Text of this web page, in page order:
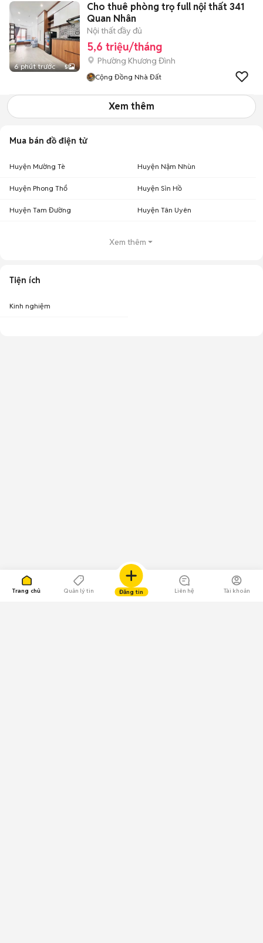
Trang chủ Quản lý tin Đăng tin Liên hệ Tài khoản
6 phút trước 5
Cho thuê phòng trọ full nội thất 341
Quan Nhân
Nội thất đầy đủ
5,6 triệu/tháng
Phường Khương Đình
Cộng Đồng Nhà Đất
Xem thêm
Mua bán đồ điện tử
Huyện Mường Tè Huyện Nậm Nhùn
Huyện Phong Thổ Huyện Sìn Hồ
Huyện Tam Đường Huyện Tân Uyên
Xem thêm
Tiện ích
Kinh nghiệm